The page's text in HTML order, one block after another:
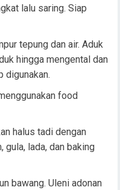
lalu saring. Siap
tepung dan air. Aduk
hingga mengental dan
digunakan.
food
halus tadi dengan
gula, lada, dan baking
bawang. Uleni adonan